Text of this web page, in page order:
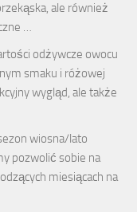
ale również
…
odżywcze owocu
smaku i różowej
wygląd, ale także
wiosna/lato
pozwolić sobie na
miesiącach na